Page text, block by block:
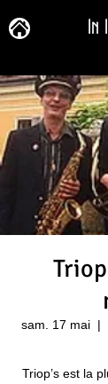
In
sam. 17 mai
  |
Triop’s est la